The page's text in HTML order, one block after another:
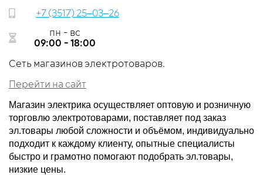
+7 (3517) 25‒03‒26
пн - вс
09:00 - 18:00
Сеть магазинов электротоваров.
Перейти на сайт
Магазин электрика осуществляет оптовую и розничную
торговлю электротоварами, поставляет под заказ
эл.товары любой сложности и объёмом, индивидуально
подходит к каждому клиенту, опытные специалисты
быстро и грамотно помогают подобрать эл.товары,
низкие цены.